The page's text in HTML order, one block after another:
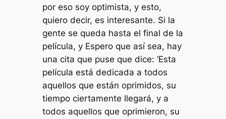
por eso soy optimista, y esto,
quiero decir, es interesante. Si la
gente se queda hasta el final de la
película, y Espero que así sea, hay
una cita que puse que dice: ‘Esta
película está dedicada a todos
aquellos que están oprimidos, su
tiempo ciertamente llegará, y a
todos aquellos que oprimieron, su